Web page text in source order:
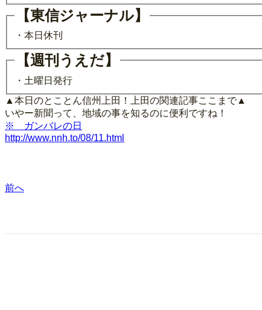
【東信ジャーナル】
・本日休刊
【週刊うえだ】
・土曜日発行
▲本日のとことん信州上田！上田の関連記事ここまで▲
いやー新聞って、地域の事を知るのに便利ですね！
※ ガンバレの日
http://www.nnh.to/08/11.html
前へ